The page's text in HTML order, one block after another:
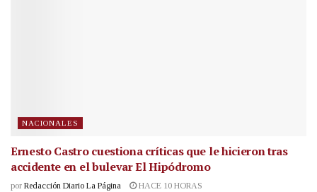
NACIONALES
Ernesto Castro cuestiona críticas que le hicieron tras
accidente en el bulevar El Hipódromo
por Redacción Diario La Página HACE 10 HORAS